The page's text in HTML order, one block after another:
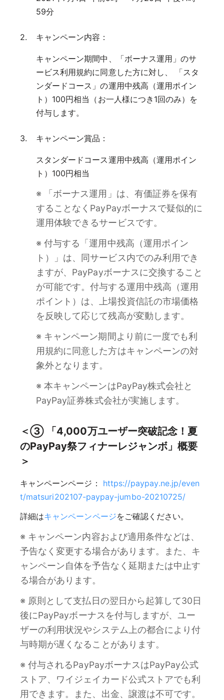
59分
キャンペーン内容：
キャンペーン期間中、「ボーナス運用」のサ
ービス利用規約に同意した方に対し、 「スタ
ンダードコース」の運用中残高（運用ポイン
ト）100円相当（お一人様につき1回のみ）を
付与します。
キャンペーン賞品：
スタンダードコース運用中残高（運用ポイン
ト）100円相当
※ 「ボーナス運用」は、有価証券を保有
することなくPayPayボーナスで疑似的に
運用体験できるサービスです。
※ 付与する「運用中残高（運用ポイン
ト）」は、同サービス内でのみ利用でき
ますが、PayPayボーナスに交換すること
が可能です。付与する運用中残高（運用
ポイント）は、上場投資信託の市場価格
を反映して応じて残高が変動します。
※ キャンペーン期間より前に一度でも利
用規約に同意した方はキャンペーンの対
象外となります。
※ 本キャンペーンはPayPay株式会社と
PayPay証券株式会社が実施します。
＜③ 「4,000万ユーザー突破記念！夏
のPayPay祭フィナーレジャンボ」概要
＞
キャンペーンページ： https://paypay.ne.jp/even
t/matsuri202107-paypay-jumbo-20210725/
詳細はキャンペーンページをご確認ください。
※ キャンペーン内容および適用条件などは、
予告なく変更する場合があります。また、キ
ャンペーン自体を予告なく延期または中止す
る場合があります。
※ 原則として支払日の翌日から起算して30日
後にPayPayボーナスを付与しますが、ユー
ザーの利用状況やシステム上の都合により付
与時期が遅くなることがあります。
※ 付与されるPayPayボーナスはPayPay公式
ストア、ワイジェイカード公式ストアでも利
用できます。また、出金、譲渡は不可です。